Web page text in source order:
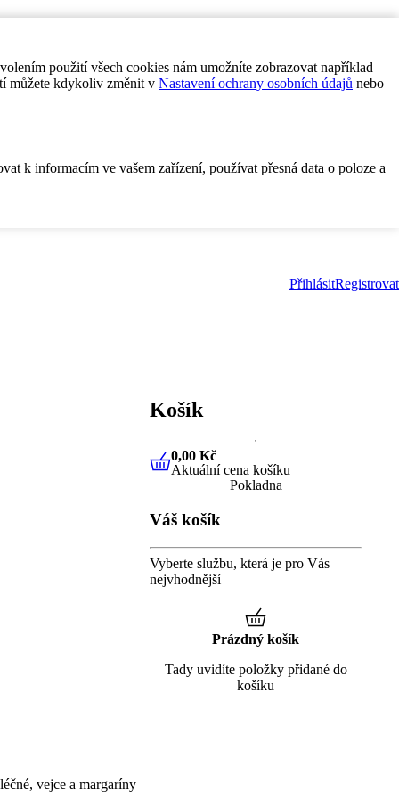
použití všech cookies nám umožníte zobrazovat například
můžete kdykoliv změnit v Nastavení ochrany osobních údajů nebo
k informacím ve vašem zařízení, používat přesná data o poloze a
PřihlásitRegistrovat
vejce a margaríny
Košík
0,00 KčAktuální cena košíku
0,00 Kč
Aktuální cena košíku
Pokladna
Váš košík
Vyberte službu, která je pro Vás
nejvhodnější
Prázdný košík
Tady uvidíte položky přidané do
košíku